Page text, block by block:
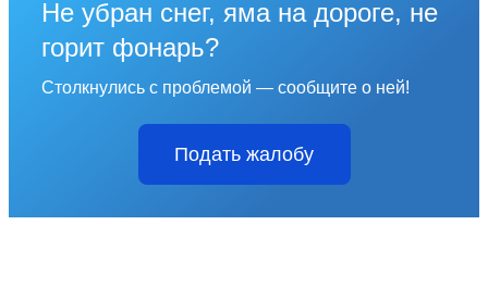
Не убран снег, яма на дороге, не
горит фонарь?
Столкнулись с проблемой — сообщите о ней!
Подать жалобу